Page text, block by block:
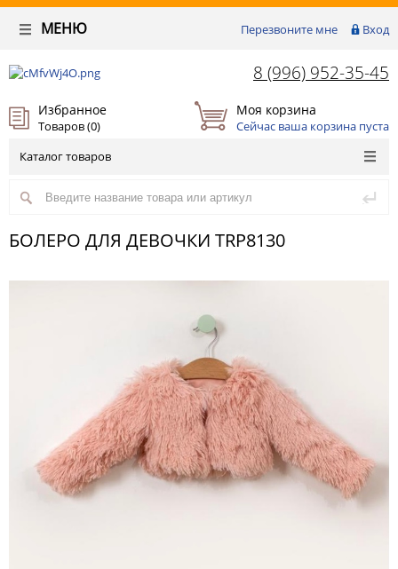
Перезвоните мне Вход
МЕНЮ
8 (996) 952-35-45
Избранное
Товаров (0)
Моя корзина
Сейчас ваша корзина пуста
Каталог товаров
БОЛЕРО ДЛЯ ДЕВОЧКИ TRP8130